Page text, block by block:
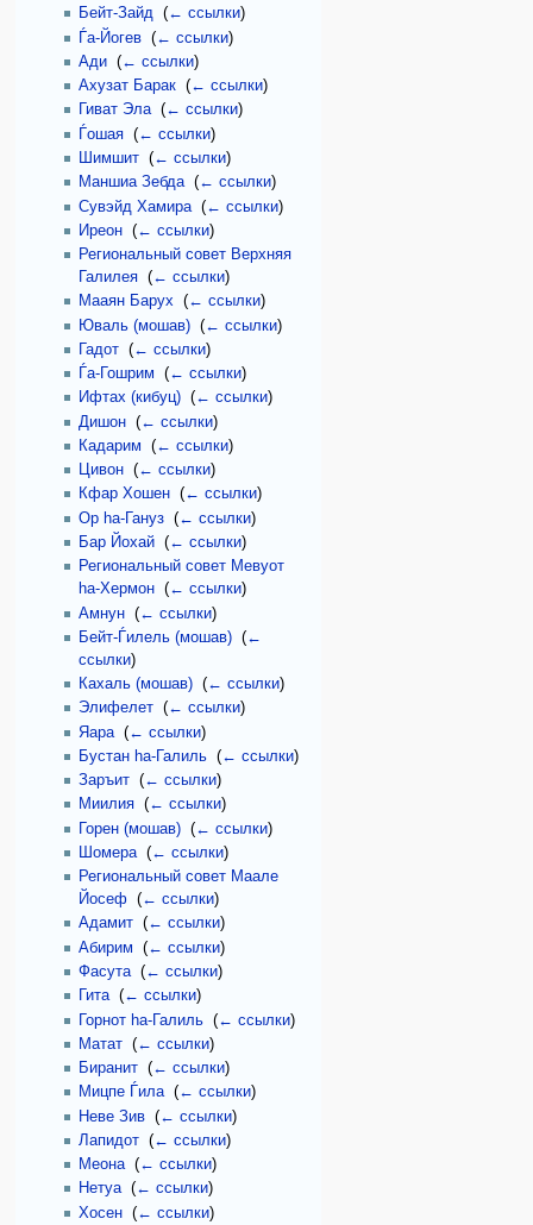
Бейт-Зайд ‎(← ссылки)
Ѓа-Йогев ‎(← ссылки)
Ади ‎(← ссылки)
Ахузат Барак ‎(← ссылки)
Гиват Эла‎(← ссылки)
Ѓошая ‎(← ссылки)
Шимшит ‎(← ссылки)
Маншиа Зебда‎(← ссылки)
Сувэйд Хамира ‎(← ссылки)
Иреон ‎(← ссылки)
Региональный совет Верхняя
Галилея ‎(← ссылки)
Мааян Барух ‎(← ссылки)
Юваль (мошав) ‎(← ссылки)
Гадот ‎(← ссылки)
Ѓа-Гошрим ‎(← ссылки)
Ифтах (кибуц) ‎(← ссылки)
Дишон ‎(← ссылки)
Кадарим ‎(← ссылки)
Цивон ‎(← ссылки)
Кфар Хошен ‎(← ссылки)
Ор hа-Гануз ‎(← ссылки)
Бар Йохай ‎(← ссылки)
Региональный совет Мевуот
hа-Хермон ‎(← ссылки)
Амнун ‎(← ссылки)
Бейт-Ѓилель (мошав) ‎(←
ссылки)
Кахаль (мошав) ‎(← ссылки)
Элифелет ‎(← ссылки)
Яара ‎(← ссылки)
Бустан hа-Галиль ‎(← ссылки)
Заръит ‎(← ссылки)
Миилия ‎(← ссылки)
Горен (мошав) ‎(← ссылки)
Шомера‎(← ссылки)
Региональный совет Маале
Йосеф ‎(← ссылки)
Адамит ‎(← ссылки)
Абирим ‎(← ссылки)
Фасута‎(← ссылки)
Гита‎(← ссылки)
Горнот hа-Галиль ‎(← ссылки)
Матат ‎(← ссылки)
Биранит ‎(← ссылки)
Мицпе Ѓила‎(← ссылки)
Неве Зив ‎(← ссылки)
Лапидот ‎(← ссылки)
Меона‎(← ссылки)
Нетуа‎(← ссылки)
Хосен ‎(← ссылки)